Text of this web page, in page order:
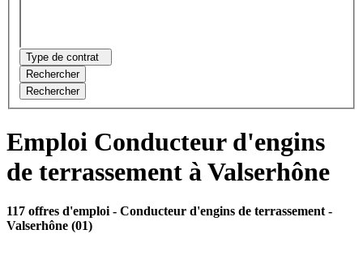
Type de contrat
Rechercher
Rechercher
Emploi Conducteur d'engins
de terrassement à Valserhône
117 offres d'emploi - Conducteur d'engins de terrassement -
Valserhône (01)